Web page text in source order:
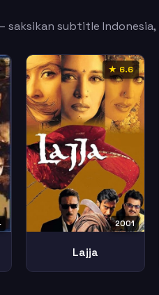
saksikan subtitle Indonesia,
★ 6.6
2001
Lajja